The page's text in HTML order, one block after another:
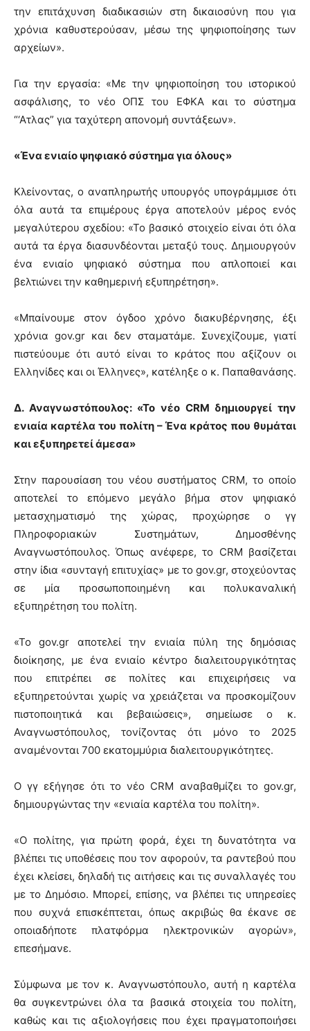
την επιτάχυνση διαδικασιών στη δικαιοσύνη που για
χρόνια καθυστερούσαν, μέσω της ψηφιοποίησης των
αρχείων».
Για την εργασία: «Με την ψηφιοποίηση του ιστορικού
ασφάλισης, το νέο ΟΠΣ του ΕΦΚΑ και το σύστημα
“‘Ατλας” για ταχύτερη απονομή συντάξεων».
«Ένα ενιαίο ψηφιακό σύστημα για όλους»
Κλείνοντας, ο αναπληρωτής υπουργός υπογράμμισε ότι
όλα αυτά τα επιμέρους έργα αποτελούν μέρος ενός
μεγαλύτερου σχεδίου: «Το βασικό στοιχείο είναι ότι όλα
αυτά τα έργα διασυνδέονται μεταξύ τους. Δημιουργούν
ένα ενιαίο ψηφιακό σύστημα που απλοποιεί και
βελτιώνει την καθημερινή εξυπηρέτηση».
«Μπαίνουμε στον όγδοο χρόνο διακυβέρνησης, έξι
χρόνια gov.gr και δεν σταματάμε. Συνεχίζουμε, γιατί
πιστεύουμε ότι αυτό είναι το κράτος που αξίζουν οι
Ελληνίδες και οι Έλληνες», κατέληξε ο κ. Παπαθανάσης.
Δ. Αναγνωστόπουλος: «Το νέο CRM δημιουργεί την
ενιαία καρτέλα του πολίτη – Ένα κράτος που θυμάται
και εξυπηρετεί άμεσα»
Στην παρουσίαση του νέου συστήματος CRM, το οποίο
αποτελεί το επόμενο μεγάλο βήμα στον ψηφιακό
μετασχηματισμό της χώρας, προχώρησε ο γγ
Πληροφοριακών Συστημάτων, Δημοσθένης
Αναγνωστόπουλος. Όπως ανέφερε, το CRM βασίζεται
στην ίδια «συνταγή επιτυχίας» με το gov.gr, στοχεύοντας
σε μία προσωποποιημένη και πολυκαναλική
εξυπηρέτηση του πολίτη.
«Το gov.gr αποτελεί την ενιαία πύλη της δημόσιας
διοίκησης, με ένα ενιαίο κέντρο διαλειτουργικότητας
που επιτρέπει σε πολίτες και επιχειρήσεις να
εξυπηρετούνται χωρίς να χρειάζεται να προσκομίζουν
πιστοποιητικά και βεβαιώσεις», σημείωσε ο κ.
Αναγνωστόπουλος, τονίζοντας ότι μόνο το 2025
αναμένονται 700 εκατομμύρια διαλειτουργικότητες.
Ο γγ εξήγησε ότι το νέο CRM αναβαθμίζει το gov.gr,
δημιουργώντας την «ενιαία καρτέλα του πολίτη».
«Ο πολίτης, για πρώτη φορά, έχει τη δυνατότητα να
βλέπει τις υποθέσεις που τον αφορούν, τα ραντεβού που
έχει κλείσει, δηλαδή τις αιτήσεις και τις συναλλαγές του
με το Δημόσιο. Μπορεί, επίσης, να βλέπει τις υπηρεσίες
που συχνά επισκέπτεται, όπως ακριβώς θα έκανε σε
οποιαδήποτε πλατφόρμα ηλεκτρονικών αγορών»,
επεσήμανε.
Σύμφωνα με τον κ. Αναγνωστόπουλο, αυτή η καρτέλα
θα συγκεντρώνει όλα τα βασικά στοιχεία του πολίτη,
καθώς και τις αξιολογήσεις που έχει πραγματοποιήσει